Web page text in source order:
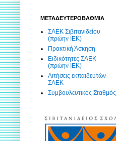
ΜΕΤΑΔΕΥΤΕΡΟΒΑΘΜΙΑ
ΣΑΕΚ Σιβιτανιδείου
(πρώην ΙΕΚ)
Πρακτική Άσκηση
Ειδικότητες ΣΑΕΚ
(πρώην ΙΕΚ)
Αιτήσεις εκπαιδευτών
ΣΑΕΚ
Συμβουλευτικός Σταθμός